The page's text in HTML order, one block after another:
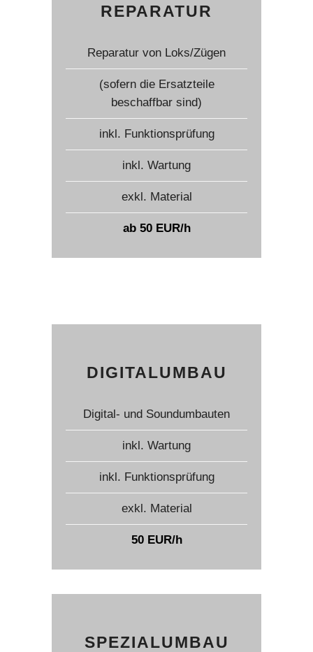
REPARATUR
Reparatur von Loks/Zügen
(sofern die Ersatzteile
beschaffbar sind)
inkl. Funktionsprüfung
inkl. Wartung
exkl. Material
ab 50 EUR/h
DIGITALUMBAU
Digital- und Soundumbauten
inkl. Wartung
inkl. Funktionsprüfung
exkl. Material
50 EUR/h
SPEZIALUMBAU